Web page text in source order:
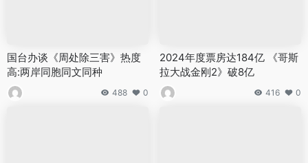
国台办谈《周处除三害》热度
高:两岸同胞同文同种
488 0
2024年度票房达184亿 《哥斯
拉大战金刚2》破8亿
416 0